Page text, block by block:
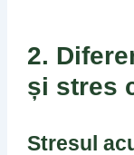
2.
și stres
Stresul